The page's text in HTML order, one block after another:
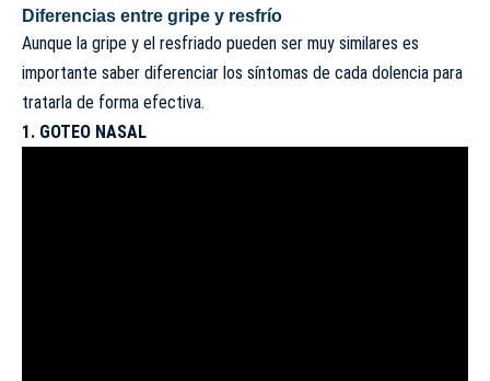
Diferencias entre gripe y resfrío
Aunque la gripe y el resfriado pueden ser muy similares es
importante saber diferenciar los síntomas de cada dolencia para
tratarla de forma efectiva.
1. GOTEO NASAL